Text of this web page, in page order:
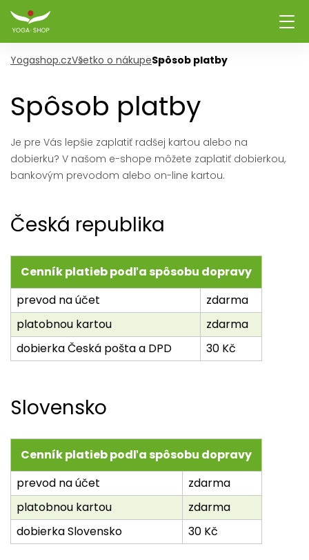
Yogashop.czVšetko o nákupeSpôsob platby
Spôsob platby
Je pre Vás lepšie zaplatiť radšej kartou alebo na
dobierku? V našom e-shope môžete zaplatiť dobierkou,
bankovým prevodom alebo on-line kartou.
Česká republika
Cenník platieb podľa spôsobu dopravy
prevod na účet
zdarma
platobnou kartou
zdarma
dobierka Česká pošta a DPD
30 Kč
Slovensko
Cenník platieb podľa spôsobu dopravy
prevod na účet
zdarma
platobnou kartou
zdarma
dobierka Slovensko
30 Kč